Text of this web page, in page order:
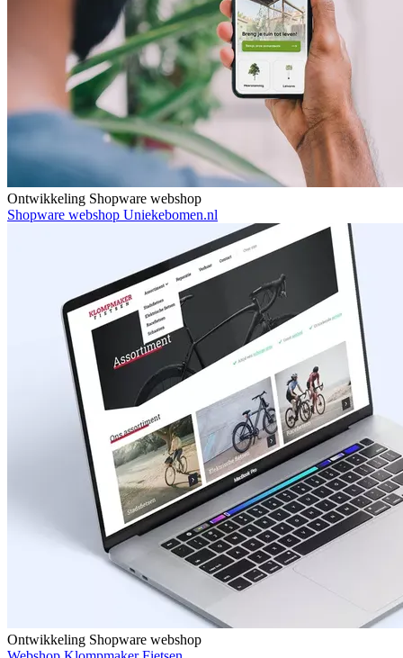
Ontwikkeling Shopware webshop
Shopware webshop Uniekebomen.nl
Ontwikkeling Shopware webshop